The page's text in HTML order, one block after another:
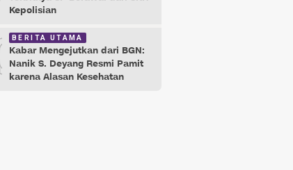
Kepolisian
BERITA UTAMA
Kabar Mengejutkan dari BGN:
Nanik S. Deyang Resmi Pamit
karena Alasan Kesehatan